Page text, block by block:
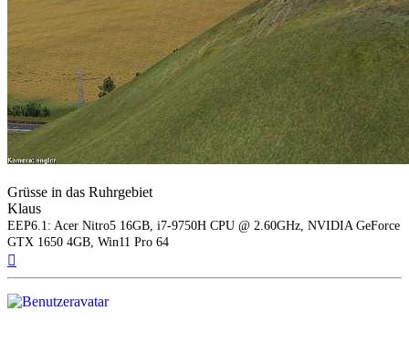
Grüsse in das Ruhrgebiet
Klaus
EEP6.1: Acer Nitro5 16GB, i7-9750H CPU @ 2.60GHz, NVIDIA GeForce
GTX 1650 4GB, Win11 Pro 64